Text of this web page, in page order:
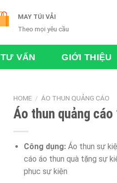
MAY TÚI VẢI
Theo mọi yêu cầu
TƯ VẤN GIỚI THIỆU
HOME / ÁO THUN QUẢNG CÁO
Áo thun quảng cáo
Công dụng: Áo thun sự
cáo áo thun quà tặng sự
phục sự kiện